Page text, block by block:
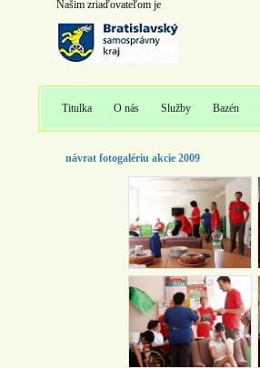
Našim zriaďovateľom je
Titulka O nás Služby Bazén
návrat fotogalériu akcie 2009